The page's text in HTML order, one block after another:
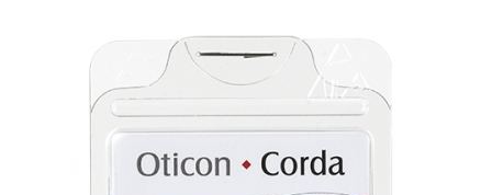
Signia hoortoestellen
Signia Silk IX
Audio Service R LI 7
Domes
Onderhoudsartikelen